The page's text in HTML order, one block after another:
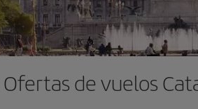
Ofertas de vuelos